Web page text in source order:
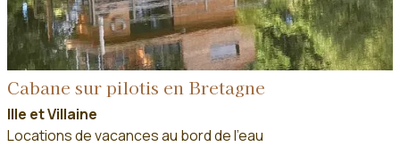
Cabane sur pilotis en Bretagne
Ille et Villaine
Locations de vacances au bord de l'eau